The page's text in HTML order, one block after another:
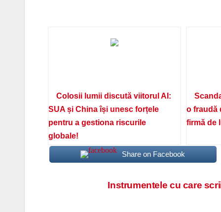
Colosii lumii discută viitorul AI:
SUA și China își unesc forțele
pentru a gestiona riscurile
globale!
o fraudă
firmă de
Share on Facebook
Instrumentele cu care